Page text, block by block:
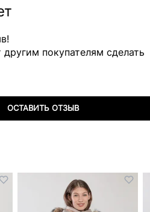
покупателям сделать
ОСТАВИТЬ ОТЗЫВ